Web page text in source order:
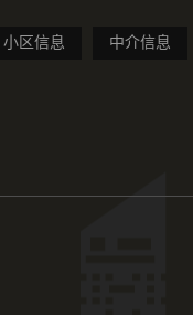
小区信息 中介信息